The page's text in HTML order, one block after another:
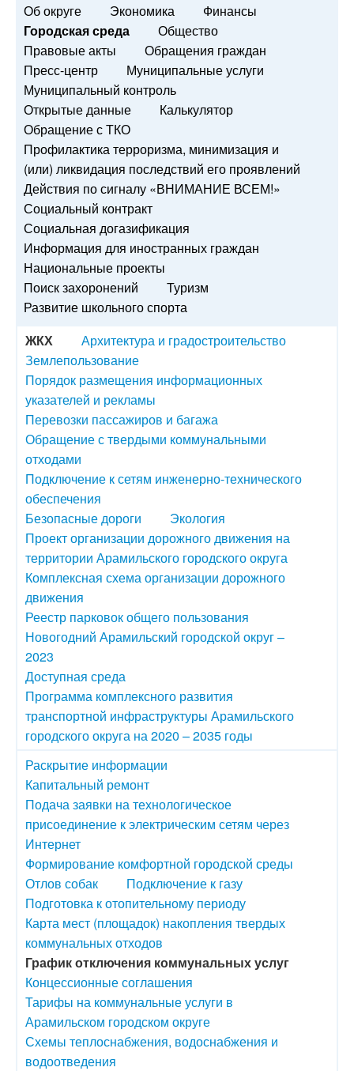
Об округе Экономика
Финансы
Городская среда
Общество
Правовые акты
Обращения граждан
Пресс-центр
Муниципальные услуги
Муниципальный контроль
Открытые данные
Калькулятор
Обращение с ТКО
Профилактика терроризма, минимизация и
(или) ликвидация последствий его проявлений
Действия по сигналу «ВНИМАНИЕ ВСЕМ!»
Социальный контракт
Социальная догазификация
Информация для иностранных граждан
Национальные проекты
Поиск захоронений
Туризм
Развитие школьного спорта
ЖКХ
Архитектура и градостроительство
Землепользование
Порядок размещения информационных
указателей и рекламы
Перевозки пассажиров и багажа
Обращение с твердыми коммунальными
отходами
Подключение к сетям инженерно-технического
обеспечения
Безопасные дороги
Экология
Проект организации дорожного движения на
территории Арамильского городского округа
Комплексная схема организации дорожного
движения
Реестр парковок общего пользования
Новогодний Арамильский городской округ –
2023
Доступная среда
Программа комплексного развития
транспортной инфраструктуры Арамильского
городского округа на 2020 – 2035 годы
Раскрытие информации
Капитальный ремонт
Подача заявки на технологическое
присоединение к электрическим сетям через
Интернет
Формирование комфортной городской среды
Отлов собак
Подключение к газу
Подготовка к отопительному периоду
Карта мест (площадок) накопления твердых
коммунальных отходов
График отключения коммунальных услуг
Концессионные соглашения
Тарифы на коммунальные услуги в
Арамильском городском округе
Схемы теплоснабжения, водоснабжения и
водоотведения